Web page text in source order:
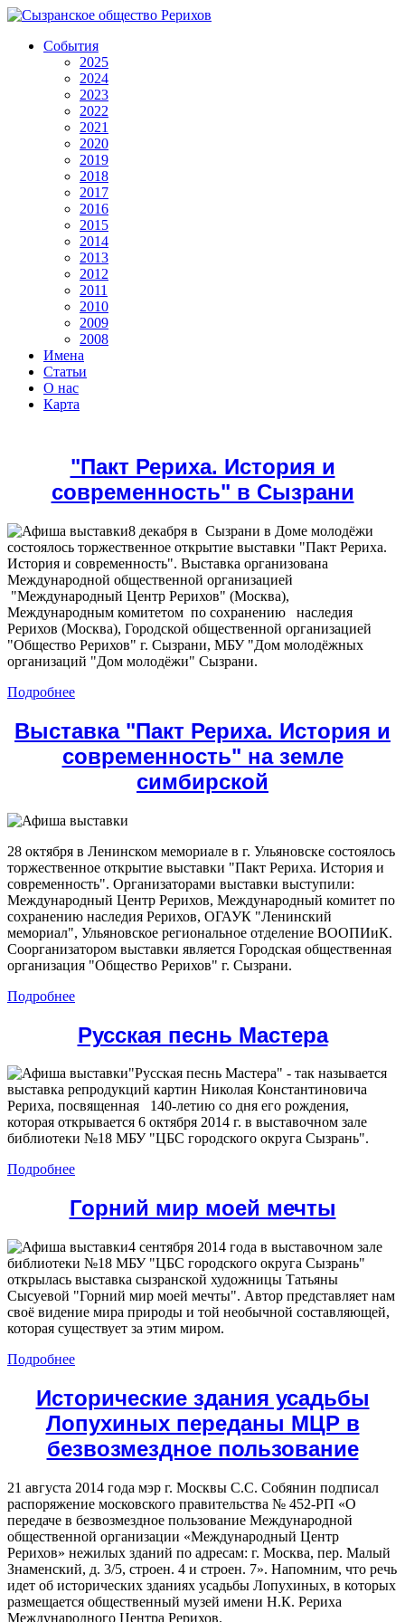
События
2025
2024
2023
2022
2021
2020
2019
2018
2017
2016
2015
2014
2013
2012
2011
2010
2009
2008
Имена
Статьи
О нас
Карта
"Пакт Рериха. История и
современность" в Сызрани
8 декабря в Сызрани в Доме молодёжи
состоялось торжественное открытие выставки "Пакт Рериха.
История и современность". Выставка организована
Международной общественной организацией
"Международный Центр Рерихов" (Москва),
Международным комитетом по сохранению наследия
Рерихов (Москва), Городской общественной организацией
"Общество Рерихов" г. Сызрани, МБУ "Дом молодёжных
организаций "Дом молодёжи" Сызрани.
Подробнее
Выставка "Пакт Рериха. История и
современность" на земле
симбирской
28 октября в Ленинском мемориале в г. Ульяновске состоялось
торжественное открытие выставки "Пакт Рериха. История и
современность". Организаторами выставки выступили:
Международный Центр Рерихов, Международный комитет по
сохранению наследия Рерихов, ОГАУК "Ленинский
мемориал", Ульяновское региональное отделение ВООПИиК.
Соорганизатором выставки является Городская общественная
организация "Общество Рерихов" г. Сызрани.
Подробнее
Русская песнь Мастера
"Русская песнь Мастера" - так называется
выставка репродукций картин Николая Константиновича
Рериха, посвященная 140-летию со дня его рождения,
которая открывается 6 октября 2014 г. в выставочном зале
библиотеки №18 МБУ "ЦБС городского округа Сызрань".
Подробнее
Горний мир моей мечты
4 сентября 2014 года в выставочном зале
библиотеки №18 МБУ "ЦБС городского округа Сызрань"
открылась выставка сызранской художницы Татьяны
Сысуевой "Горний мир моей мечты". Автор представляет нам
своё видение мира природы и той необычной составляющей,
которая существует за этим миром.
Подробнее
Исторические здания усадьбы
Лопухиных переданы МЦР в
безвозмездное пользование
21 августа 2014 года мэр г. Москвы С.С. Собянин подписал
распоряжение московского правительства № 452-РП «О
передаче в безвозмездное пользование Международной
общественной организации «Международный Центр
Рерихов» нежилых зданий по адресам: г. Москва, пер. Малый
Знаменский, д. 3/5, строен. 4 и строен. 7». Напомним, что речь
идет об исторических зданиях усадьбы Лопухиных, в которых
размещается общественный музей имени Н.К. Рериха
Международного Центра Рерихов.